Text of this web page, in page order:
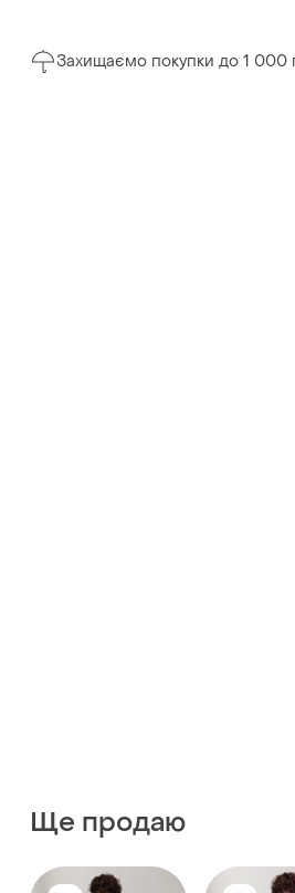
Захищаємо покупки до 1 000
Ще продаю